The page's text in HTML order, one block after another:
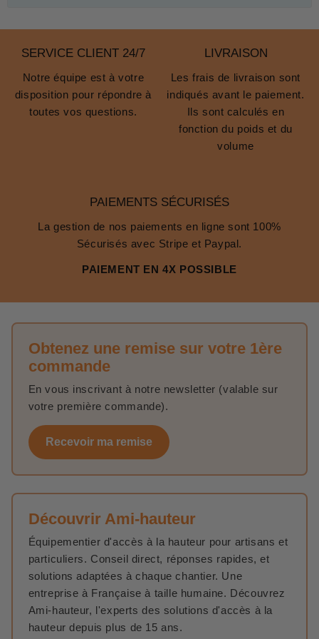
mousses et de lichens, qui accélèrent la détérioration des
matériaux.
Un toit propre et protégé sur le long terme
Avec untraitement pour toiture hydrofuge, votre
toiture garde son apparence d’origine plus longtemps. En
empêchant l’eau de stagner et les salissures de
s’accrocher, ce traitement limite le développement des
Contrairement à un simple nettoyant toiture
qu’éliminer les dépôts visibles,l’hydrofuge agit en
profondeur en prévenant leur réapparition. C’est une
un entretien trop fréquent.
Un choix stratégique pour éviter les
L’application d’un
terme. En bloquant les infiltrations d’eau et en réduisant
les effets de l’usure, il permet de préserver la solidité de
la toiture et d’espacer les interventions de maintenance
et l’utilisation depeinture pour toiture
De plus, une toiture bien entretenue valorise votre bien
immobilier en maintenant son état général et en évitant
revente.
Questions fréquentes sur les traitements
hydrofuges
Pourquoi appliquer un hydrofuge sur une toiture ?
Untraitement hydrofugeempêche l’eau de s’infiltrer,
réduisant ainsi le risque de fissures, de moisissures et
SERVICE CLIENT 24/7
Notre équipe est à votre
disposition pour répondre à
toutes vos questions.
LIVRAISON
Les frais de livraison sont
indiqués avant le paiement.
Ils sont calculés en
fonction du poids et du
volume
PAIEMENTS SÉCURISÉS
La gestion de nos paiements en ligne sont 100%
Sécurisés avec Stripe et Paypal.
PAIEMENT EN 4X POSSIBLE
Obtenez une remise sur votre 1ère
commande
En vous inscrivant à notre newsletter (valable sur
votre première commande).
Recevoir ma remise
Découvrir Ami-hauteur
Équipementier d'accès à la hauteur pour artisans et
particuliers. Conseil direct, réponses rapides, et
solutions adaptées à chaque chantier. Une
entreprise à Française à taille humaine. Découvrez
Ami-hauteur, l'experts des solutions d'accès à la
hauteur depuis plus de 15 ans.